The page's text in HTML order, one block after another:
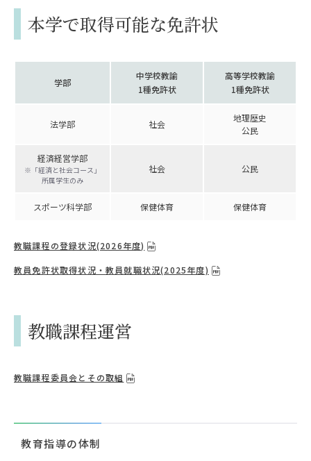
本学で取得可能な免許状
学部
中学校教諭
1種免許状
高等学校教諭
1種免許状
法学部 社会
地理歴史
公民
経済経営学部
※「経済と社会コース」
所属学生のみ
社会 公民
スポーツ科学部 保健体育 保健体育
教職課程の登録状況(2026年度)
教員免許状取得状況・教員就職状況(2025年度)
教職課程運営
教職課程委員会とその取組
教育指導の体制